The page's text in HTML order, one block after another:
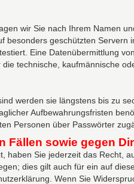
wir Sie nach Ihrem Namen
geschützten Servern
Eine Datenübermittlung
technische, kaufmännische
werden sie längstens bis zu
Aufbewahrungsfristen
Personen über Passwörter
sowie gegen
Sie jederzeit das Recht,
dies gilt auch für ein auf
Wenn Sie